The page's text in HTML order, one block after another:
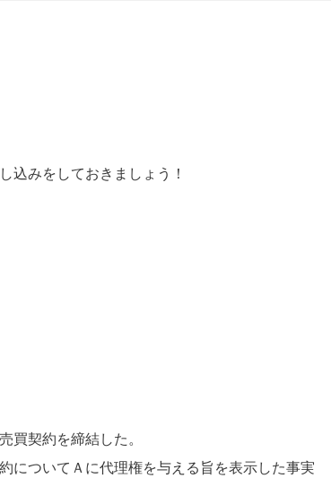
込みをしておきましょう！
買契約を締結した。
についてＡに代理権を与える旨を表示した事実